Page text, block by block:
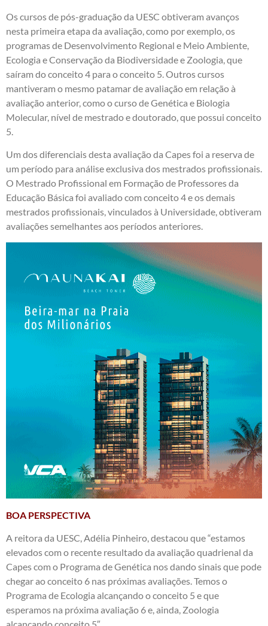
Os cursos de pós-graduação da UESC obtiveram avanços
nesta primeira etapa da avaliação, como por exemplo, os
programas de Desenvolvimento Regional e Meio Ambiente,
Ecologia e Conservação da Biodiversidade e Zoologia, que
saíram do conceito 4 para o conceito 5. Outros cursos
mantiveram o mesmo patamar de avaliação em relação à
avaliação anterior, como o curso de Genética e Biologia
Molecular, nível de mestrado e doutorado, que possui conceito
5.
Um dos diferenciais desta avaliação da Capes foi a reserva de
um período para análise exclusiva dos mestrados profissionais.
O Mestrado Profissional em Formação de Professores da
Educação Básica foi avaliado com conceito 4 e os demais
mestrados profissionais, vinculados à Universidade, obtiveram
avaliações semelhantes aos períodos anteriores.
BOA PERSPECTIVA
A reitora da UESC, Adélia Pinheiro, destacou que “estamos
elevados com o recente resultado da avaliação quadrienal da
Capes com o Programa de Genética nos dando sinais que pode
chegar ao conceito 6 nas próximas avaliações. Temos o
Programa de Ecologia alcançando o conceito 5 e que
esperamos na próxima avaliação 6 e, ainda, Zoologia